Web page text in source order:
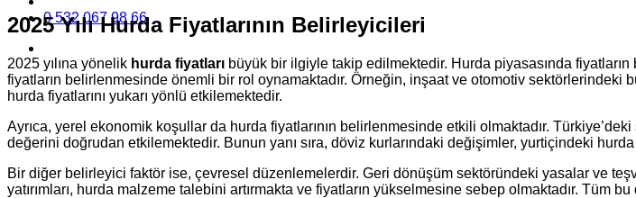
0 532 067 98 66
2025 Yılı Hurda Fiyatlarının Belirleyicileri
2025 yılına yönelik hurda fiyatları büyük bir ilgiyle takip edilmektedir. Hurda piyasasında
fiyatların belirlenmesinde önemli bir rol oynamaktadır. Örneğin, inşaat ve otomotiv
hurda fiyatlarını yukarı yönlü etkilemektedir.
Ayrıca, yerel ekonomik koşullar da hurda fiyatlarının belirlenmesinde etkili olmaktadır.
değerini doğrudan etkilemektedir. Bunun yanı sıra, döviz kurlarındaki değişimler, yurtiçindeki
Bir diğer belirleyici faktör ise, çevresel düzenlemelerdir. Geri dönüşüm sektöründeki yasalar ve
yatırımları, hurda malzeme talebini artırmakta ve fiyatların yükselmesine sebep olmaktadır. Tüm bu